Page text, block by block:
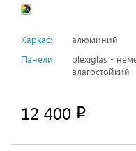
Каркас:
алюминий
Панели:
plexiglas -
влагостойкий
12 400 p